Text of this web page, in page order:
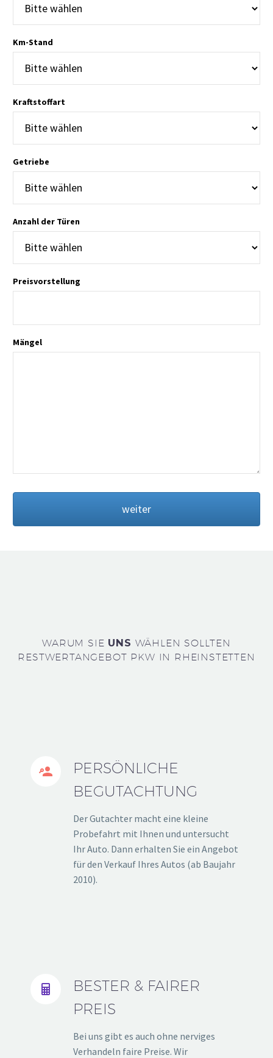
Km-Stand
Kraftstoffart
Getriebe
Anzahl der Türen
Preisvorstellung
Mängel
weiter
WARUM SIE UNS WÄHLEN SOLLTEN
RESTWERTANGEBOT PKW IN RHEINSTETTEN


PERSÖNLICHE
BEGUTACHTUNG
Der Gutachter macht eine kleine
Probefahrt mit Ihnen und untersucht
Ihr Auto. Dann erhalten Sie ein Angebot
für den Verkauf Ihres Autos (ab Baujahr
2010).


BESTER & FAIRER
PREIS
Bei uns gibt es auch ohne nerviges
Verhandeln faire Preise. Wir